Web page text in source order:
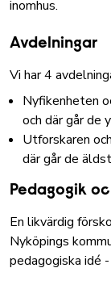
inomhus.
Avdelningar
Vi har 4
Nyfikenheten
och där går de
Utforskaren
där går de
Pedagogik
En likvärdig
Nyköpings
pedagogiska idé